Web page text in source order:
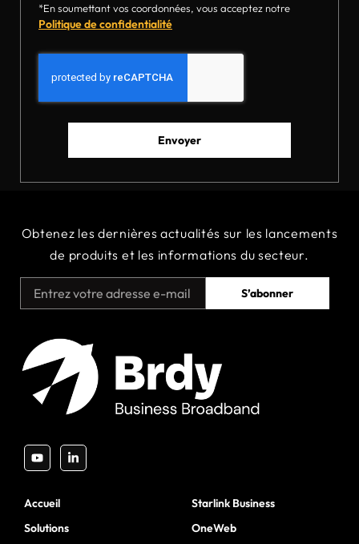
*En soumettant vos coordonnées, vous acceptez notre
Politique de confidentialité
Envoyer
Obtenez lesdernièresactualités sur les lancements
de produits et les informations du secteur.
S’abonner
Accueil
Solutions
Starlink Business
OneWeb